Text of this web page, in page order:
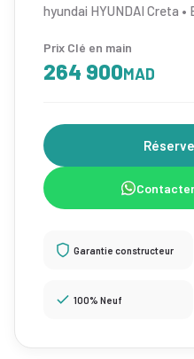
hyundai HYUNDAI Creta •
Prix Clé en main
264 900MAD
Garantie constructeur
100% Neuf